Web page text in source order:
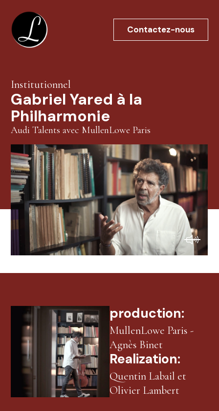
contenu
Contactez-nous
Institutionnel
Gabriel Yared à la
Philharmonie
Audi Talents avec MullenLowe Paris
production:
MullenLowe Paris -
Agnès Binet
Realization:
Quentin Labail et
Olivier Lambert